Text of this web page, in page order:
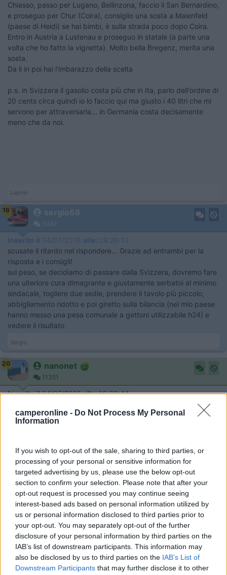
camperonline - Do Not Process My Personal
Information
If you wish to opt-out of the sale, sharing to third parties, or
processing of your personal or sensitive information for
targeted advertising by us, please use the below opt-out
section to confirm your selection. Please note that after your
opt-out request is processed you may continue seeing
interest-based ads based on personal information utilized by
us or personal information disclosed to third parties prior to
your opt-out. You may separately opt-out of the further
disclosure of your personal information by third parties on the
IAB’s list of downstream participants. This information may
also be disclosed by us to third parties on the IAB’s List of
Downstream Participants that may further disclose it to other
Chiasso, passo per Lugano, Bellinzona, faccio il San Bernardino,
e proseguo per Chur (Coira), consiglio una sosta a Maienfeld
(paese di Heidi) se hai bimbi, è sulla strada poco dopo Coira.
Entro in Austria a Lustenau e proseguo in statale (a parte una
volta che ho fatto la vignetta). Molto bella Bregenz, merita una
sosta.
Da li in poi hai l'imbarazzo della scelta
p.s. in Svizzera il gasolio costa più che in Ita, parlo dell'ordine di
20 cents circa quindi io lo faccio qui ma giusto i 40 litri che mi
servono per attraversarla... in Germania costa decisamente
meno che da noi.
Lupino
16 sergio68
3467
Inserito il 04/07/2018 alle: 09:26:13
scusate il ritardo nel rispondere... Grazie ad entrambi per la
risposta e i consigli!
sul peso, se decidiamo di passare dalla Svizzera, dovremo fare
una ulteriore cura dimagrante e giustamente serbatoi al minimo
sindacale, togliere due sedie, prendere il tavolo più piccolo,
abbigliamento ridotto e poi giretto sulla bilancia (nel mio paese
hanno messo una pesa comunale a gettoni utilizzabile h24) e
vedere il risultato
Sergio
20 nanonet
11351
Inserito il04/07/2018 alle:10:39:44
In risposta al messaggio disergio68del19/06/2018alle23:48:36
indicarmi anche dei luoghi da non farmi scappare, anche abazie o
monasteri dove producono la birra (non tanto per me ma per i miei figli
che a casa attenderanno dei souvenir... Merci
Ciao Sergio, sono imperdonabile, se il topic non fosse tornato in
alto, nemmeno mi ricordavo di rispoderti.
Eccomi qua, forse ripeto cose già suggerite da altri, in tal caso
mi scuso in anticipo per la "replica".
Riguardo ai birrifici e cose simili, più o meno lungo il tuo
itinerario, ecco qui, scegliete quella che più vi piace
Bad Aibling